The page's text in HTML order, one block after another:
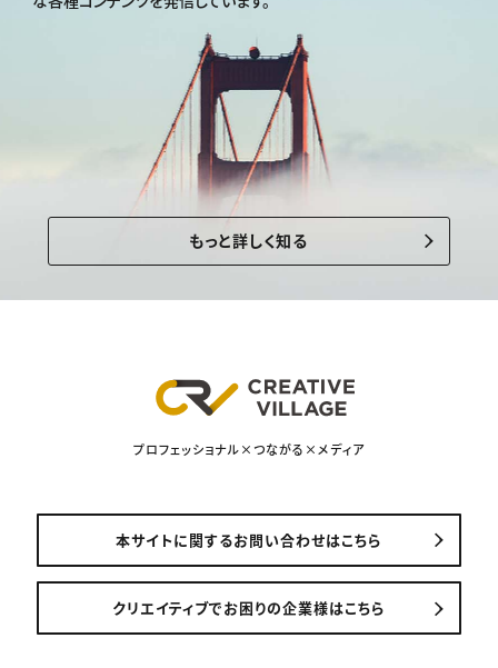
もっと詳しく知る
プロフェッショナル×つながる×メディア
本サイトに関するお問い合わせはこちら
クリエイティブでお困りの企業様はこちら